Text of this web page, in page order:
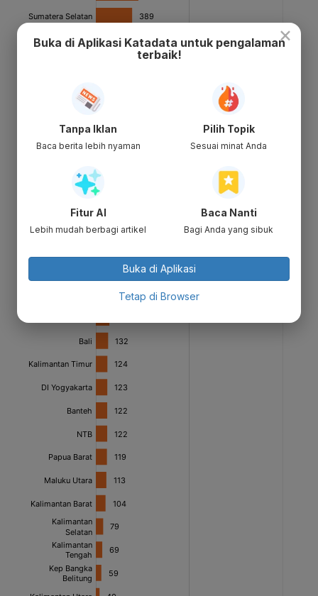
×
Buka di Aplikasi Katadata untuk pengalaman
terbaik!
Tanpa Iklan
Baca berita lebih nyaman
Pilih Topik
Sesuai minat Anda
Fitur AI
Lebih mudah berbagi artikel
Baca Nanti
Bagi Anda yang sibuk
Buka di Aplikasi
Tetap di Browser